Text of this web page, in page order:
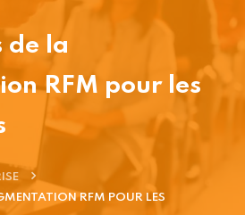
de la
RFM pour les
RFM POUR LES